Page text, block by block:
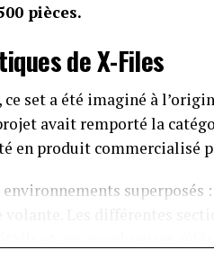
pièces.
de X-Files
set a été imaginé à
avait remporté la
en produit commercialisé
superposés